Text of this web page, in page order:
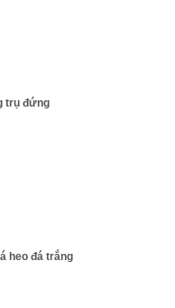
trụ đứng
heo đá trắng